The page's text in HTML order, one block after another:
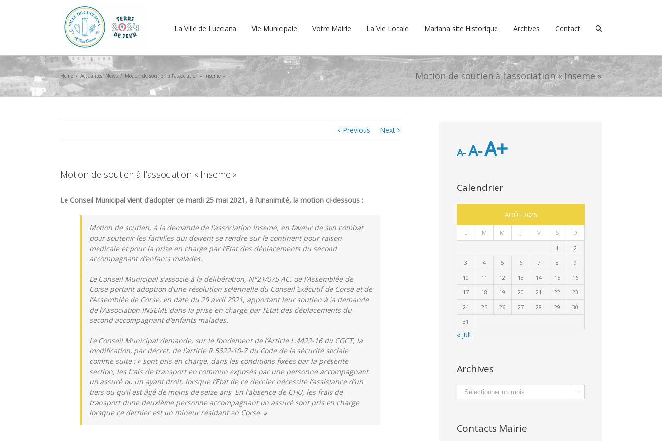
La Ville de Lucciana Vie Municipale Votre Mairie La Vie Locale Mariana site Historique Archives Contact
Motion de soutien à l’association « Inseme »
Home / Actualités, News / Motion de soutien à l’association « Inseme »
Previous Next
Motion de soutien à l’association « Inseme »
Le Conseil Municipal vient d’adopter ce mardi 25 mai 2021, à l’unanimité, la motion ci-dessous :
Motion de soutien, à la demande de l’association Inseme, en faveur de son combat
pour soutenir les familles qui doivent se rendre sur le continent pour raison
médicale et pour la prise en charge par l’Etat des déplacements du second
accompagnant d’enfants malades.
Le Conseil Municipal s’associe à la délibération, N°21/075 AC, de l’Assemblée de
Corse portant adoption d’une résolution solennelle du Conseil Exécutif de Corse et de
l’Assemblée de Corse, en date du 29 avril 2021, apportant leur soutien à la demande
de l’Association INSEME dans la prise en charge par l’Etat des déplacements du
second accompagnant d’enfants malades.
Le Conseil Municipal demande, sur le fondement de l’Article L.4422-16 du CGCT, la
modification, par décret, de l’article R.5322-10-7 du Code de la sécurité sociale
comme suite : « sont pris en charge, dans les conditions fixées par la présente
section, les frais de transport en commun exposés par une personne accompagnant
un assuré ou un ayant droit, lorsque l’Etat de ce dernier nécessite l’assistance d’un
tiers ou qu’il est âgé de moins de seize ans. En l’absence de CHU, les frais de
transport dune deuxième personne accompagnant un assuré sont pris en charge
lorsque ce dernier est un mineur résidant en Corse. »
A-A-A+
Calendrier
AOÛT 2026
L M M J V S D
1
2
3
4 5 6 7 8
9
10
11 12 13 14 15
16
17
18 19 20 21 22
23
24
25 26 27 28 29
30
31
« Juil
Archives
Archives 
Contacts Mairie